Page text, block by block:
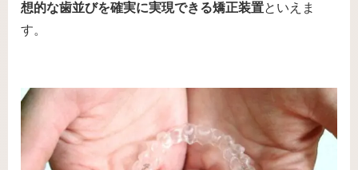
想的な歯並びを確実に実現できる矯正装置といえま
す。